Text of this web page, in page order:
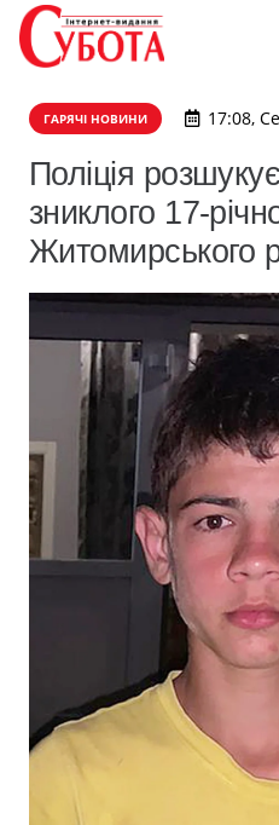
ГАРЯЧІ НОВИНИ 17:08,
Поліція
зниклого 17-
Житомирського